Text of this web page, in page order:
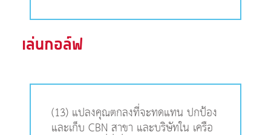
เล่นกอล์ฟ
(13) แปลงคุณตกลงที่จะทดแทน ปกป้อง
และเก็บ CBN สาขา และบริษัทใน เครือ